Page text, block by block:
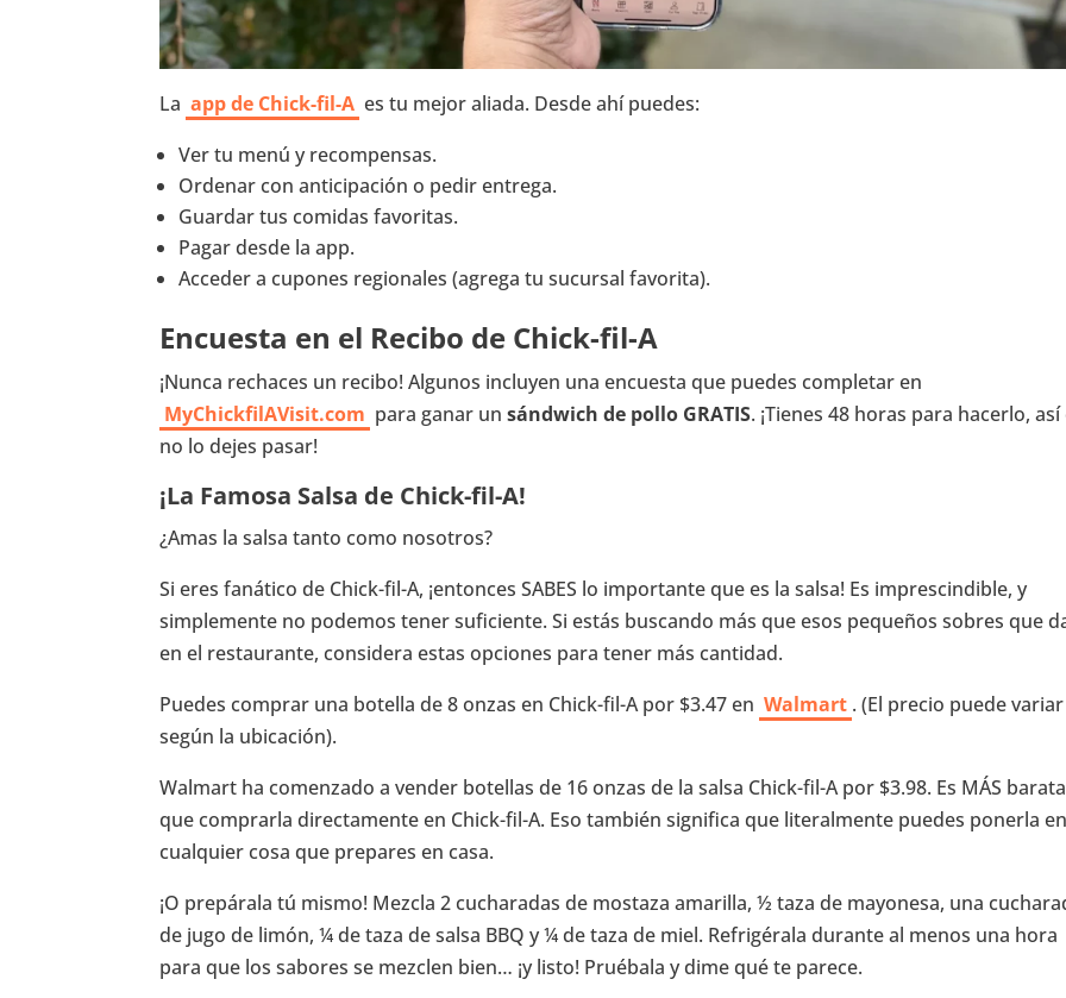
La app de Chick-fil-A es tu mejor aliada. Desde ahí puedes:
Ver tu menú y recompensas.
Ordenar con anticipación o pedir entrega.
Guardar tus comidas favoritas.
Pagar desde la app.
Acceder a cupones regionales (agrega tu sucursal favorita).
Encuesta en el Recibo de Chick-fil-A
¡Nunca rechaces un recibo! Algunos incluyen una encuesta que puedes completar en
MyChickfilAVisit.com para ganar unsándwich de pollo GRATIS. ¡Tienes 48 horas para hacerlo,
no lo dejes pasar!
¡La Famosa Salsa de Chick-fil-A!
¿Amas la salsa tanto como nosotros?
Si eres fanático de Chick-fil-A, ¡entonces SABES lo importante que es la salsa! Es imprescindible, y
simplemente no podemos tener suficiente. Si estás buscando más que esos pequeños sobres que
en el restaurante, considera estas opciones para tener más cantidad.
Puedes comprar una botella de 8 onzas en Chick-fil-A por $3.47 en Walmart . (El precio puede variar
según la ubicación).
Walmart ha comenzado a vender botellas de 16 onzas de la salsa Chick-fil-A por $3.98. Es MÁS barata
que comprarla directamente en Chick-fil-A. Eso también significa que literalmente puedes ponerla
cualquier cosa que prepares en casa.
¡O prepárala tú mismo! Mezcla 2 cucharadas de mostaza amarilla, ½ taza de mayonesa, una
de jugo de limón, ¼ de taza de salsa BBQ y ¼ de taza de miel. Refrigérala durante al menos una hora
para que los sabores se mezclen bien… ¡y listo! Pruébala y dime qué te parece.